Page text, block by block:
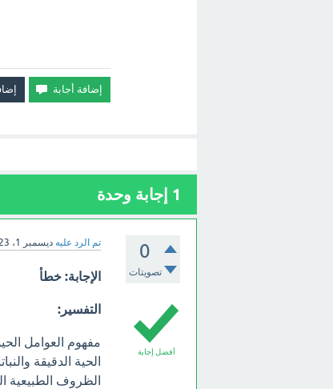
1 إجابة وحدة
0
تصويتات
تم الرد عليه ديسمبر 1، 2023
أفضل إجابة
الإجابة: خطأ
التفسير:
مفهوم العوامل
الحية الدقيقة
الظروف الطبيعية